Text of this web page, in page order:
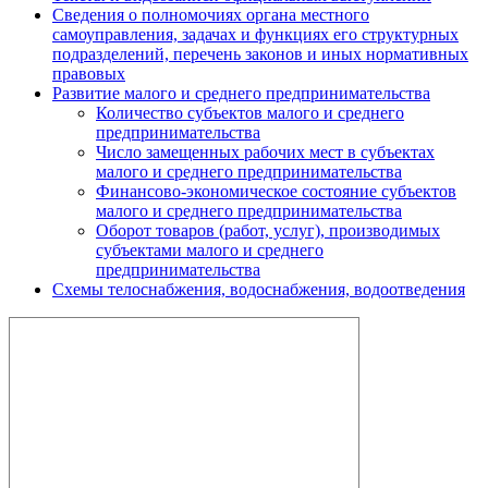
Сведения о полномочиях органа местного
самоуправления, задачах и функциях его структурных
подразделений, перечень законов и иных нормативных
правовых
Развитие малого и среднего предпринимательства
Количество субъектов малого и среднего
предпринимательства
Число замещенных рабочих мест в субъектах
малого и среднего предпринимательства
Финансово-экономическое состояние субъектов
малого и среднего предпринимательства
Оборот товаров (работ, услуг), производимых
субъектами малого и среднего
предпринимательства
Схемы телоснабжения, водоснабжения, водоотведения